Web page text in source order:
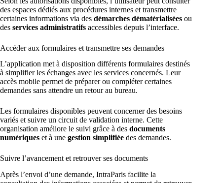
des espaces dédiés aux procédures internes et transmettre
certaines informations via des démarches dématérialisées ou
des services administratifs accessibles depuis l’interface.
Accéder aux formulaires et transmettre ses demandes
L’application met à disposition différents formulaires destinés
à simplifier les échanges avec les services concernés. Leur
accès mobile permet de préparer ou compléter certaines
demandes sans attendre un retour au bureau.
Les formulaires disponibles peuvent concerner des besoins
variés et suivre un circuit de validation interne. Cette
organisation améliore le suivi grâce à des documents
numériques et à une gestion simplifiée des demandes.
Suivre l’avancement et retrouver ses documents
Après l’envoi d’une demande, IntraParis facilite la